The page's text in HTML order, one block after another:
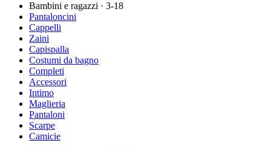
Bambini e ragazzi · 3-18
Pantaloncini
Cappelli
Zaini
Capispalla
Costumi da bagno
Completi
Accessori
Intimo
Maglieria
Pantaloni
Scarpe
Camicie